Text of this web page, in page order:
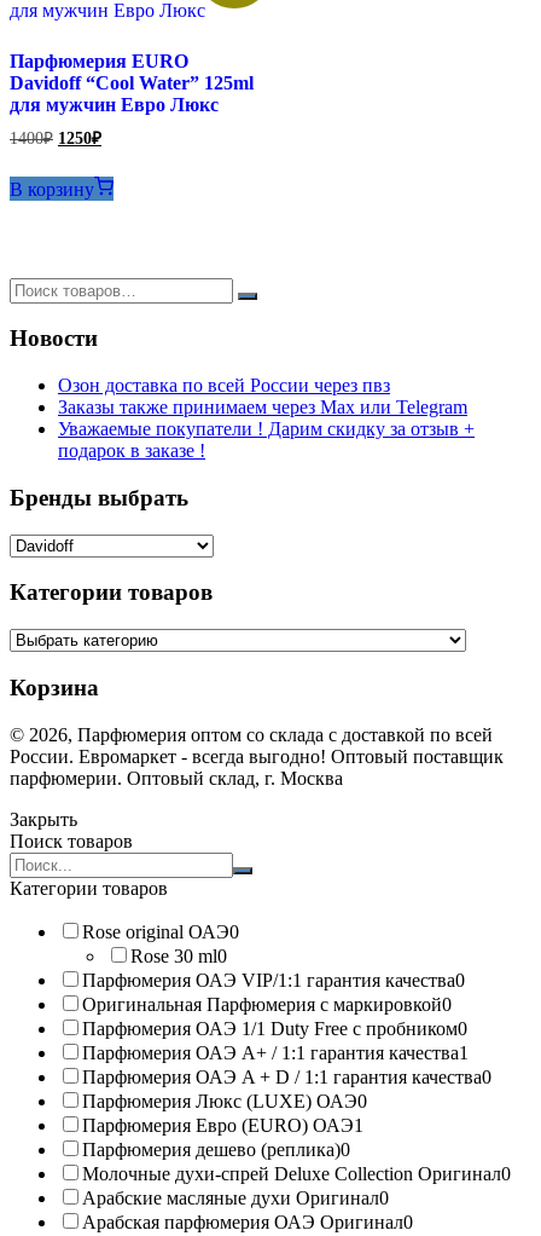
Парфюмерия EURO
Davidoff “Cool Water” 125ml
для мужчин Евро Люкс
1400₽ Первоначальная
составляла
1400₽.
1250₽Текущая
1250₽.
В корзину
Новости
Озон доставка по всей России через пвз
Заказы также принимаем через Max или Telegram
Уважаемые покупатели ! Дарим скидку за отзыв +
подарок в заказе !
Бренды выбрать
Категории товаров
Корзина
© 2026, Парфюмерия оптом со склада с доставкой по всей
России. Евромаркет - всегда выгодно! Оптовый поставщик
парфюмерии. Оптовый склад, г. Москва
Закрыть
Поиск товаров
Search
products:
Категории товаров
Rose original ОАЭ0
Rose 30 ml0
Парфюмерия ОАЭ VIP/1:1 гарантия качества0
Оригинальная Парфюмерия с маркировкой0
Парфюмерия ОАЭ 1/1 Duty Free с пробником0
Парфюмерия ОАЭ A+ / 1:1 гарантия качества1
Парфюмерия ОАЭ A + D / 1:1 гарантия качества0
Парфюмерия Люкс (LUXE) ОАЭ0
Парфюмерия Евро (EURO) ОАЭ1
Парфюмерия дешево (реплика)0
Молочные духи-спрей Deluxe Collection Оригинал0
Арабские масляные духи Оригинал0
Арабская парфюмерия ОАЭ Оригинал0